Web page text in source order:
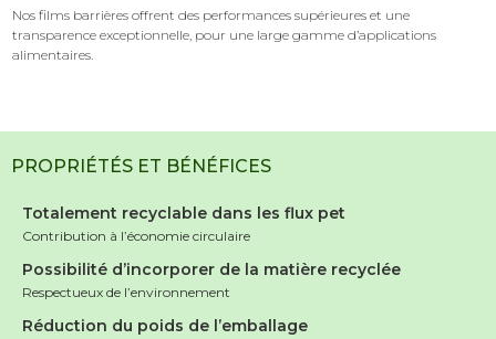
Nos films barrières offrent des performances supérieures et une
transparence exceptionnelle, pour une large gamme d’applications
alimentaires.
PROPRIÉTÉS ET BÉNÉFICES
Totalement recyclable dans les flux pet
Contribution à l’économie circulaire
Possibilité d’incorporer de la matière recyclée
Respectueux de l’environnement
Réduction du poids de l’emballage